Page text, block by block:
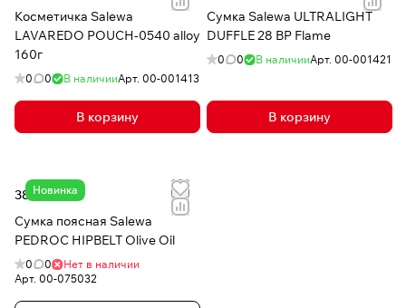
Косметичка Salewa
LAVAREDO POUCH-0540 alloy
160г
0 0 В наличииАрт. 00-001413
В корзину
Сумка Salewa ULTRALIGHT
DUFFLE 28 BP Flame
0 0 В наличииАрт. 00-001421
В корзину
Новинка
38 065 ₸
Сумка поясная Salewa
PEDROC HIPBELT Olive Oil
0 0
Нет в наличии
Арт. 00-075032